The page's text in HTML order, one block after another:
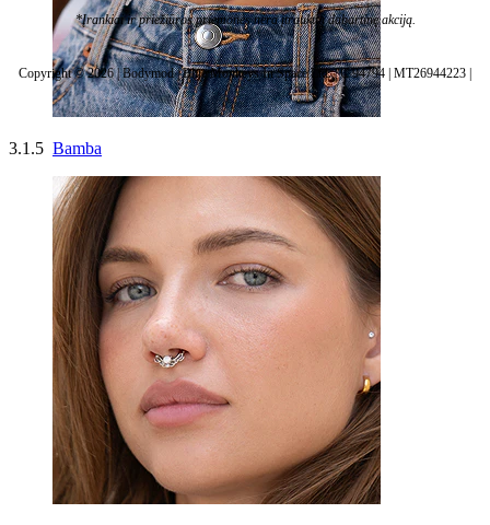
Bamba
*Įrankiai ir priežiūros priemonės nėra įtraukti į dabartinę akciją.
Copyright © 2026 | Bodymod | Blue Monkeys In Space Ltd. | C 94794 | MT26944223 |
3.1.5